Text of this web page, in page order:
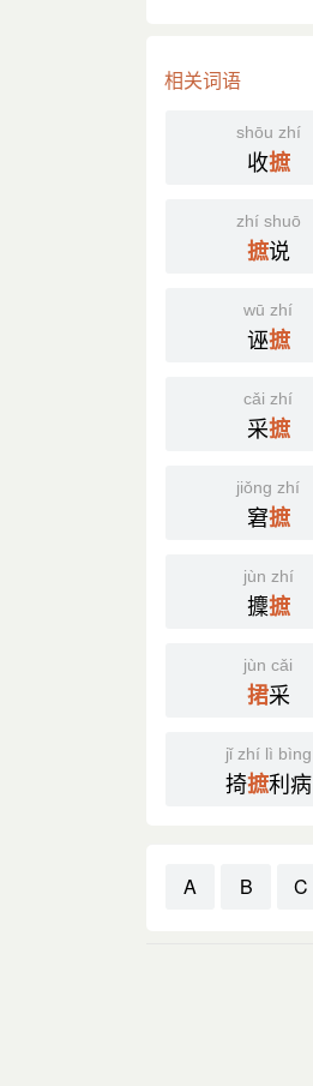
相关词语
shōu zhí
收摭
zhí shuō
摭说
wū zhí
诬摭
cǎi zhí
采摭
jiǒng zhí
窘摭
jùn zhí
攈摭
jùn cǎi
捃采
jǐ zhí lì bìng
掎摭利病
A B C